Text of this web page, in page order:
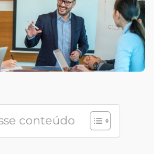
conteúdo